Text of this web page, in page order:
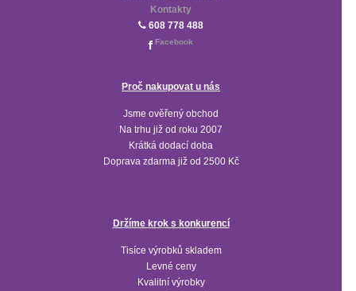
Kontakty
608 778 488
Facebook
Proč nakupovat u nás
Jsme ověřený obchod
Na trhu již od roku 2007
Krátká dodací doba
Doprava zdarma již od 2500 Kč
Držíme krok s konkurencí
Tisíce výrobků skladem
Levné ceny
Kvalitní výrobky